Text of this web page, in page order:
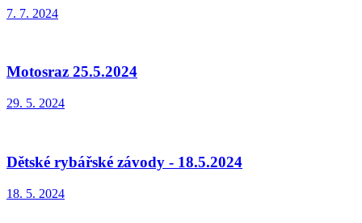
7. 7. 2024
Motosraz 25.5.2024
29. 5. 2024
Dětské rybářské závody - 18.5.2024
18. 5. 2024